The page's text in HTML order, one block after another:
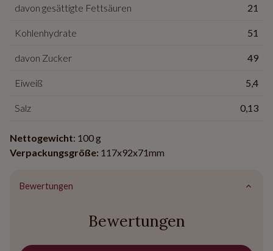
davon gesättigte Fettsäuren 21
Kohlenhydrate 51
davon Zucker 49
Eiweiß 5,4
Salz 0,13
Nettogewicht: 100 g
Verpackungsgröße: 117x92x71mm
Bewertungen
Bewertungen